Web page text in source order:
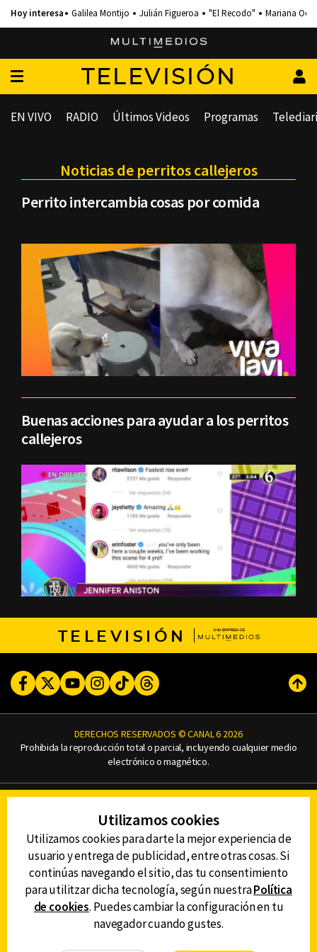
Galilea Montijo Julián Figueroa "El Recodo" Mariana
TELEVISIÓN
EN VIVO RADIO Últimos Videos Programas
Noticias de perritos callejeros
Perrito intercambia cosas por comida
Buenas acciones para ayudar a los perritos
callejeros
TELEVISIÓN
FacebookTwitterYoutubeInstagram
TikTokThreads
DERECHOS RESERVADOS © CANAL 6 2026
Prohibida la reproducción total o parcial, incluyendo cualquier medio
electrónico o magnético.
AVISO DE PRIVACIDAD
DEFENSORÍA DE LAS AUDIENCIAS
DESCARGA LA APP DE CANAL 6
Utilizamos cookies
Utilizamos cookies para darte la mejor experiencia de
usuario y entrega de publicidad, entre otras cosas. Si
continúas navegando el sitio, das tu consentimiento
para utilitzar dicha tecnología, según nuestraPolítica
de cookies. Puedes cambiar la configuración en tu
navegador cuando gustes.